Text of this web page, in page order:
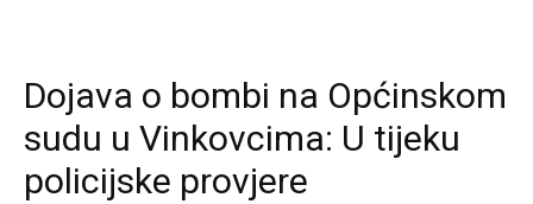
Dojava o bombi na Općinskom
sudu u Vinkovcima: U tijeku
policijske provjere